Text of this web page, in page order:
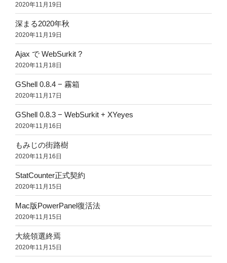
2020年11月19日
深まる2020年秋
2020年11月19日
Ajax で WebSurkit ?
2020年11月18日
GShell 0.8.4 − 霧箱
2020年11月17日
GShell 0.8.3 − WebSurkit + XYeyes
2020年11月16日
もみじの街路樹
2020年11月16日
StatCounter正式契約
2020年11月15日
Mac版PowerPanel復活法
2020年11月15日
大統領選終焉
2020年11月15日